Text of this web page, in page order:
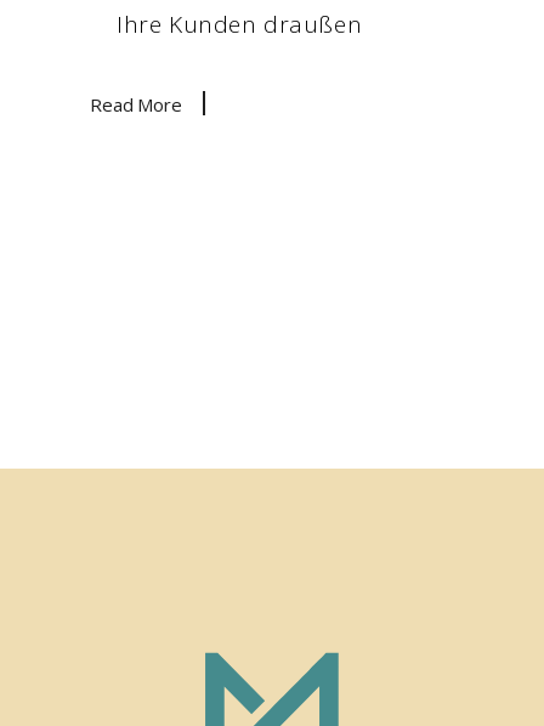
Ihre Kunden draußen
Read More